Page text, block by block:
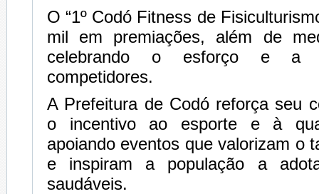
O “1º Codó Fitness de
mil em premiações, além de
celebrando o esforço e a
competidores.
A Prefeitura de Codó reforça seu
o incentivo ao esporte e à
apoiando eventos que valorizam o
e inspiram a população a
saudáveis.